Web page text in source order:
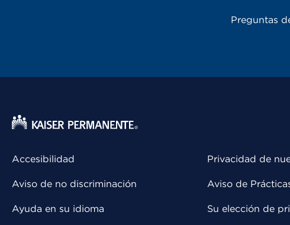
Preguntas
Accesibilidad
Aviso de no discriminación
Ayuda en su idioma
Privacidad de
Aviso de
Su elección de